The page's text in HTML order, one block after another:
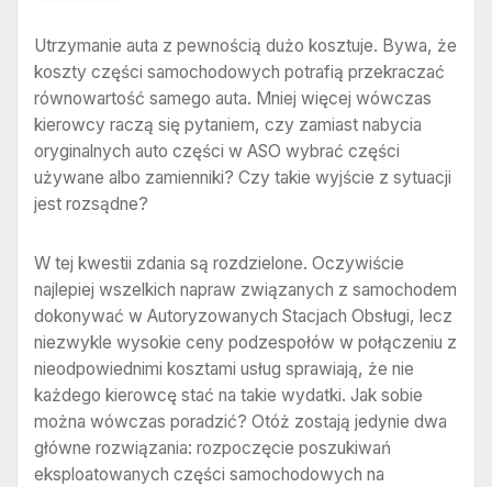
Utrzymanie auta z pewnością dużo kosztuje. Bywa, że
koszty części samochodowych potrafią przekraczać
równowartość samego auta. Mniej więcej wówczas
kierowcy raczą się pytaniem, czy zamiast nabycia
oryginalnych auto części w ASO wybrać części
używane albo zamienniki? Czy takie wyjście z sytuacji
jest rozsądne?
W tej kwestii zdania są rozdzielone. Oczywiście
najlepiej wszelkich napraw związanych z samochodem
dokonywać w Autoryzowanych Stacjach Obsługi, lecz
niezwykle wysokie ceny podzespołów w połączeniu z
nieodpowiednimi kosztami usług sprawiają, że nie
każdego kierowcę stać na takie wydatki. Jak sobie
można wówczas poradzić? Otóż zostają jedynie dwa
główne rozwiązania: rozpoczęcie poszukiwań
eksploatowanych części samochodowych na